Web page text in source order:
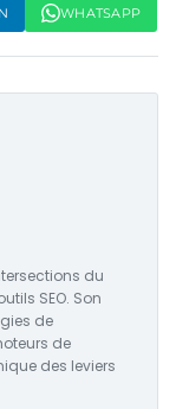
WHATSAPP
du
SEO. Son
de
de
des leviers